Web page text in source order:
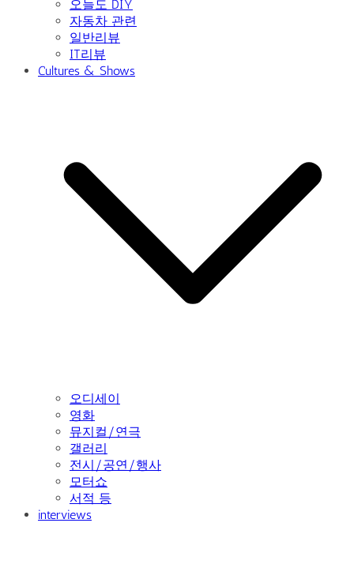
오늘도 DIY
자동차 관련
일반리뷰
IT리뷰
Cultures & Shows
오디세이
영화
뮤지컬/연극
갤러리
전시/공연/행사
모터쇼
서적 등
interviews